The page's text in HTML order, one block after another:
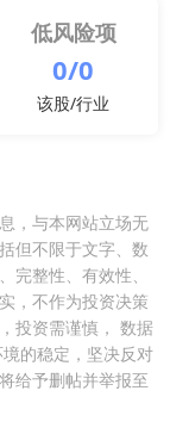
低风险项
0/0
该股/行业
，与本网站立场无
但不限于文字、数
完整性、有效性、
，不作为投资决策
投资需谨慎， 数据
的稳定，坚决反对
给予删帖并举报至